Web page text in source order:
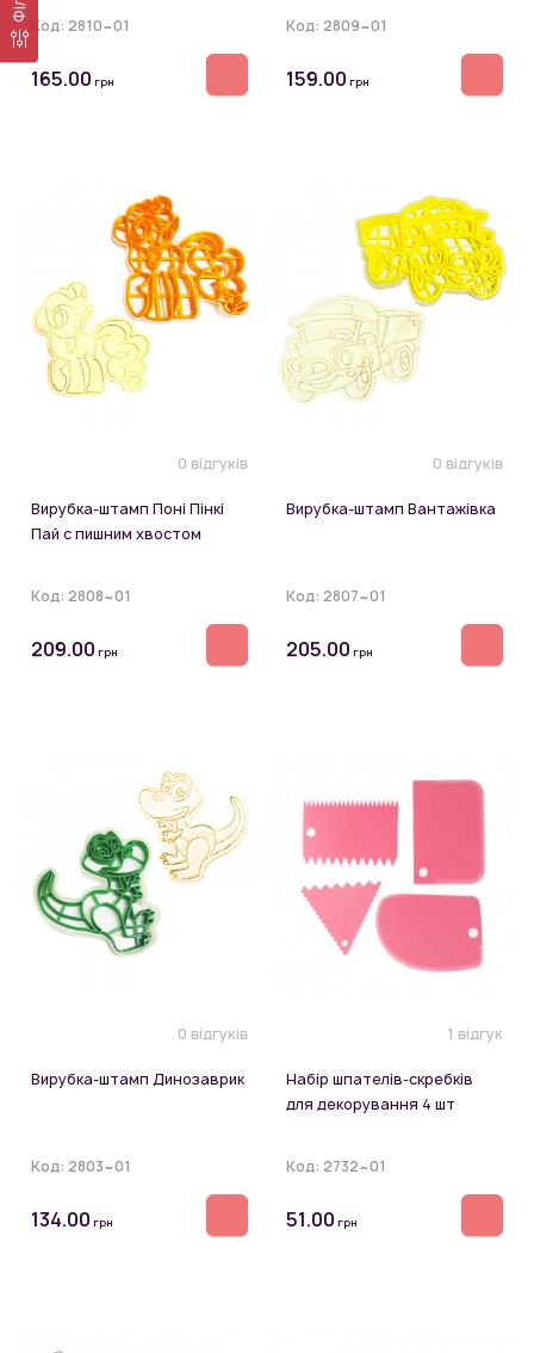
Код: 2810~01
165.00 грн
Код: 2809~01
159.00 грн
0 відгуків
Вирубка-штамп Поні Пінкі
Пай c пишним хвостом
Код: 2808~01
209.00 грн
0 відгуків
Вирубка-штамп Вантажівка
Код: 2807~01
205.00 грн
0 відгуків
Вирубка-штамп Динозаврик
Код: 2803~01
134.00 грн
1 відгук
Набір шпателів-скребків
для декорування 4 шт
Код: 2732~01
51.00 грн